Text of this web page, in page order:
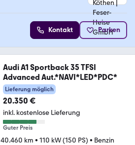
Kontakt Parken
Audi A1 Sportback 35 TFSI
Advanced Aut.*NAVI*LED*PDC*
Lieferung möglich
20.350 €
inkl. kostenlose Lieferung
Guter Preis
40.460 km • 110 kW (150 PS) • Benzin